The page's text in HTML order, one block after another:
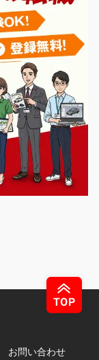
お問い合わせ